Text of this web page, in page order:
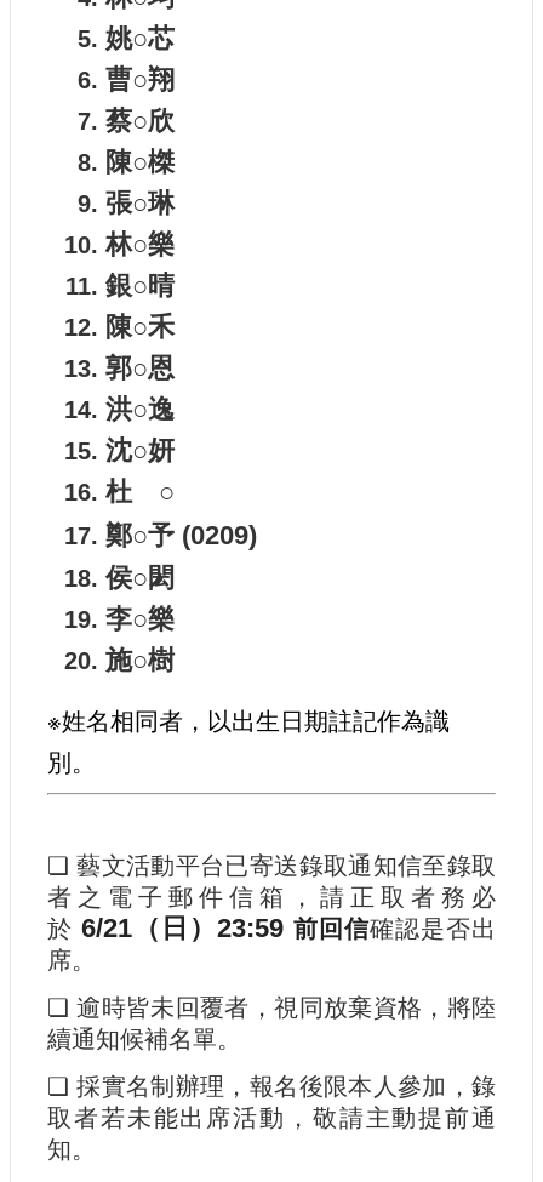
姚○芯
曹○翔
蔡○欣
陳○榤
張○琳
林○樂
銀○晴
陳○禾
郭○恩
洪○逸
沈○妍
杜 ○
鄭○予 (0209)
侯○閎
李○樂
施○樹
※姓名相同者，以出生日期註記作為識
別。
❏ 藝文活動平台已寄送錄取通知信至錄取
者之電子郵件信箱，請正取者務必
於 6/21（日）23:59 前回信確認是否出
席。
❏ 逾時皆未回覆者，視同放棄資格，將陸
續通知候補名單。
❏ 採實名制辦理，報名後限本人參加，錄
取者若未能出席活動，敬請主動提前通
知。